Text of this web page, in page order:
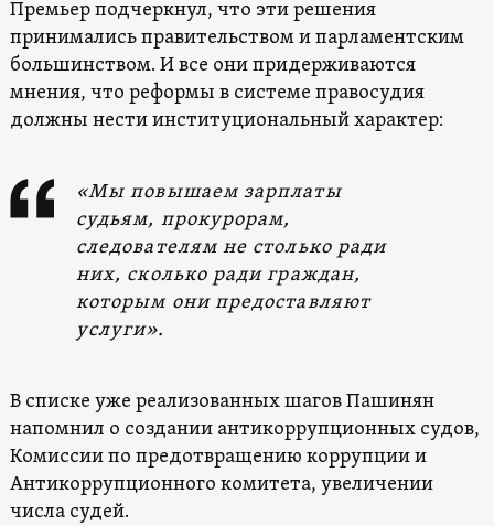
Премьер подчеркнул, что эти решения
принимались правительством и парламентским
большинством. И все они придерживаются
мнения, что реформы в системе правосудия
должны нести институциональный характер:
«Мы повышаем зарплаты
судьям, прокурорам,
следователям не столько ради
них, сколько ради граждан,
которым они предоставляют
услуги».
В списке уже реализованных шагов Пашинян
напомнил о создании антикоррупционных судов,
Комиссии по предотвращению коррупции и
Антикоррупционного комитета, увеличении
числа судей.